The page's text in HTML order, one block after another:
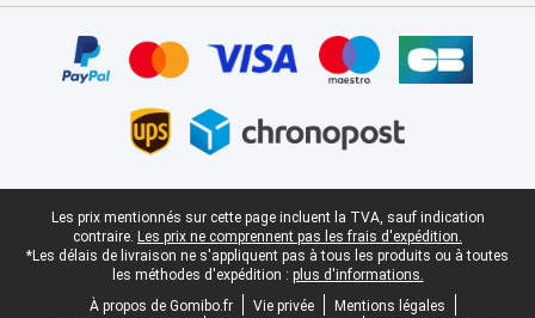
Pied-de-page légal
Les prix mentionnés sur cette page incluent la TVA, sauf indication
contraire. Les prix ne comprennent pas les frais d'expédition.
*Les délais de livraison ne s'appliquent pas à tous les produits ou à toutes
les méthodes d'expédition : plus d'informations.
À propos de Gomibo.fr
Vie privée
Mentions légales